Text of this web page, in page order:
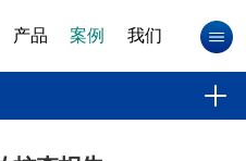
产品 案例 我们